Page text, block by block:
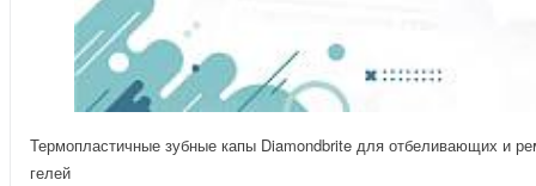
Термопластичные зубные капы Diamondbrite для отбеливающих и
гелей